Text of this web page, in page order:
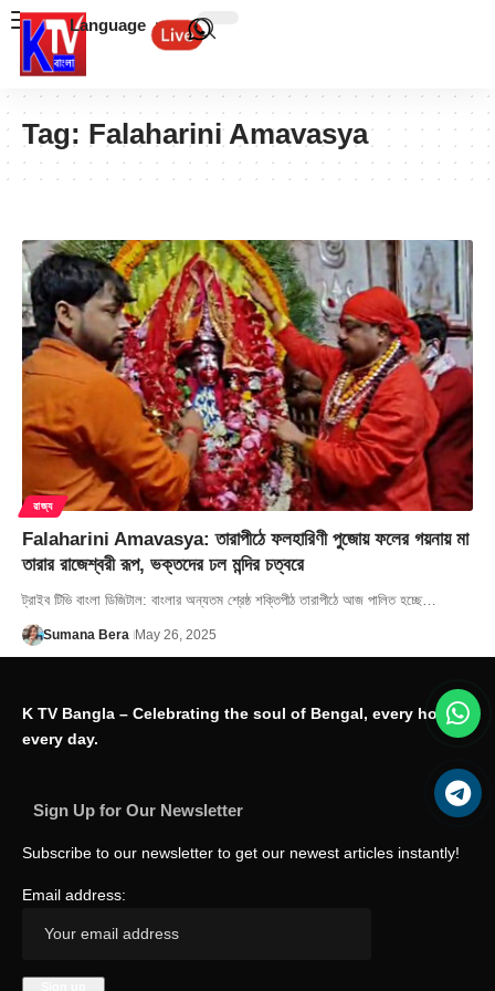
Language
Tag: Falaharini Amavasya
রাজ্য
Falaharini Amavasya: তারাপীঠে ফলহারিণী পুজোয় ফলের গয়নায় মা
তারার রাজেশ্বরী রূপ, ভক্তদের ঢল মন্দির চত্বরে
ট্রাইব টিভি বাংলা ডিজিটাল: বাংলার অন্যতম শ্রেষ্ঠ শক্তিপীঠ তারাপীঠে আজ পালিত হচ্ছে…
Sumana Bera May 26, 2025
K TV Bangla – Celebrating the soul of Bengal, every hour,
every day.
Sign Up for Our Newsletter
Subscribe to our newsletter to get our newest articles instantly!
Email address: